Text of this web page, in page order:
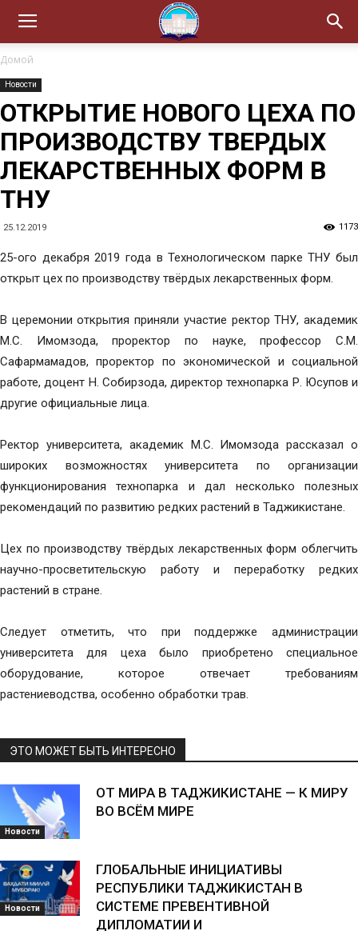
Домой
Новости
ОТКРЫТИЕ НОВОГО ЦЕХА ПО
ПРОИЗВОДСТВУ ТВЕРДЫХ
ЛЕКАРСТВЕННЫХ ФОРМ В
ТНУ
25.12.2019 1173
25-ого декабря 2019 года в Технологическом парке ТНУ был
открыт цех по производству твёрдых лекарственных форм.
В церемонии открытия приняли участие ректор ТНУ, академик
М.С. Имомзода, проректор по науке, профессор С.М.
Сафармамадов, проректор по экономической и социальной
работе, доцент Н. Собирзода, директор технопарка Р. Юсупов и
другие официальные лица.
Ректор университета, академик М.С. Имомзода рассказал о
широких возможностях университета по организации
функционирования технопарка и дал несколько полезных
рекомендаций по развитию редких растений в Таджикистане.
Цех по производству твёрдых лекарственных форм облегчить
научно-просветительскую работу и переработку редких
растений в стране.
Следует отметить, что при поддержке администрации
университета для цеха было приобретено специальное
оборудование, которое отвечает требованиям
растениеводства, особенно обработки трав.
ЭТО МОЖЕТ БЫТЬ ИНТЕРЕСНО
Новости
ОТ МИРА В ТАДЖИКИСТАНЕ — К МИРУ
ВО ВСЁМ МИРЕ
Новости
ГЛОБАЛЬНЫЕ ИНИЦИАТИВЫ
РЕСПУБЛИКИ ТАДЖИКИСТАН В
СИСТЕМЕ ПРЕВЕНТИВНОЙ
ДИПЛОМАТИИ И